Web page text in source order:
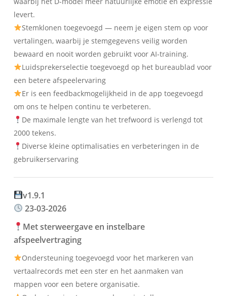
levert.
Stemklonen toegevoegd — neem je eigen stem op voor
vertalingen, waarbij je stemgegevens veilig worden
bewaard en nooit worden gebruikt voor AI-training.
Luidsprekerselectie toegevoegd op het bureaublad voor
een betere afspeelervaring
Er is een feedbackmogelijkheid in de app toegevoegd
om ons te helpen continu te verbeteren.
De maximale lengte van het trefwoord is verlengd tot
2000 tekens.
Diverse kleine optimalisaties en verbeteringen in de
gebruikerservaring
v1.9.1
23-03-2026
Met sterweergave en instelbare
afspeelvertraging
Ondersteuning toegevoegd voor het markeren van
vertaalrecords met een ster en het aanmaken van
mappen voor een betere organisatie.